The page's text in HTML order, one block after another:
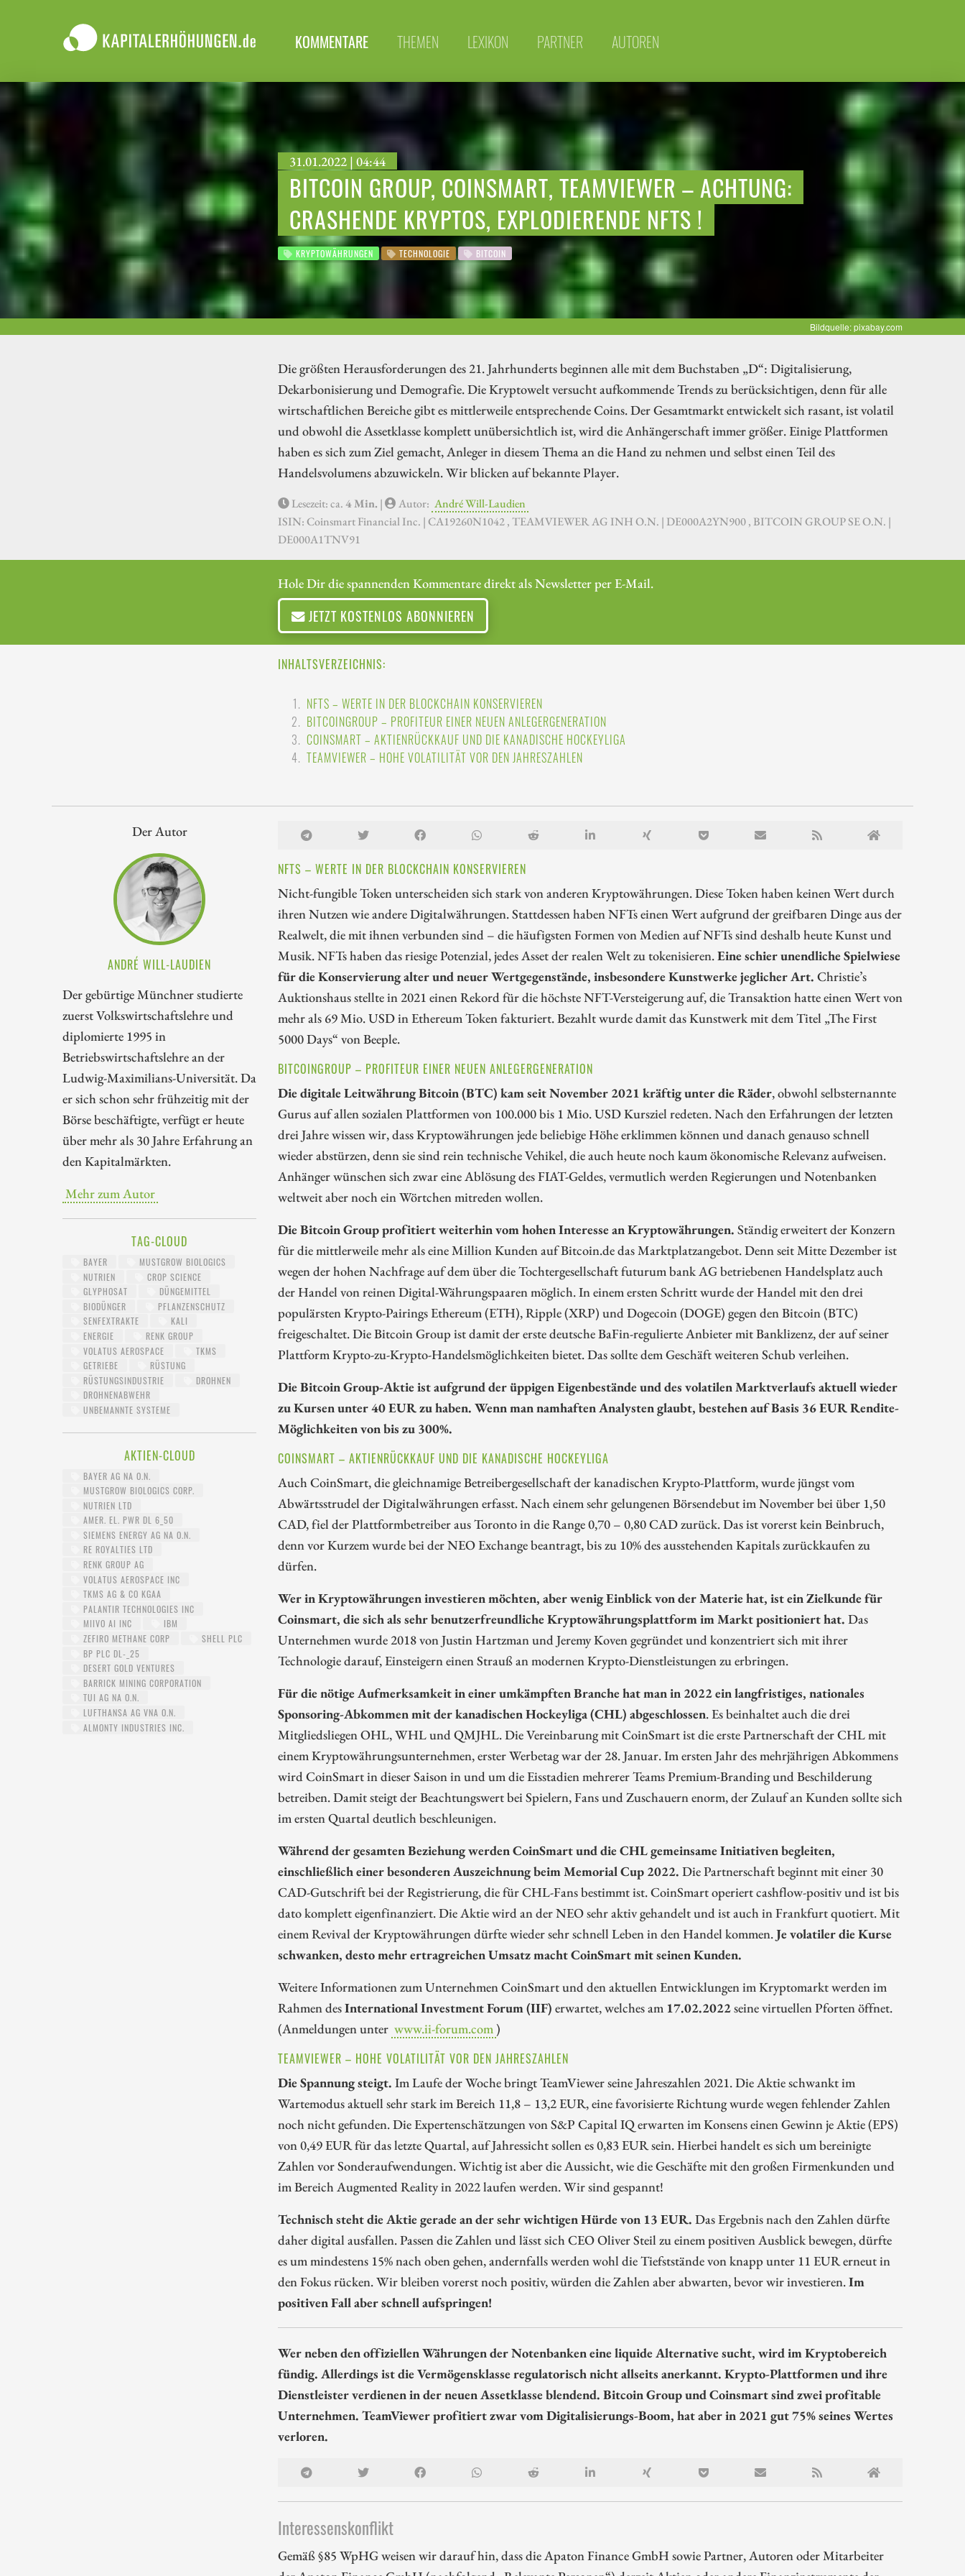
KOMMENTARE THEMEN LEXIKON PARTNER AUTOREN
31.01.2022 | 04:44
BITCOIN GROUP, COINSMART, TEAMVIEWER – ACHTUNG:
CRASHENDE KRYPTOS, EXPLODIERENDE NFTS !
KRYPTOWÄHRUNGEN TECHNOLOGIE BITCOIN
Bildquelle: pixabay.com
Die größten Herausforderungen des 21. Jahrhunderts beginnen alle mit dem Buchstaben „D“: Digitalisierung,
Dekarbonisierung und Demografie. Die Kryptowelt versucht aufkommende Trends zu berücksichtigen, denn für alle
wirtschaftlichen Bereiche gibt es mittlerweile entsprechende Coins. Der Gesamtmarkt entwickelt sich rasant, ist volatil
und obwohl die Assetklasse komplett unübersichtlich ist, wird die Anhängerschaft immer größer. Einige Plattformen
haben es sich zum Ziel gemacht, Anleger in diesem Thema an die Hand zu nehmen und selbst einen Teil des
Handelsvolumens abzuwickeln. Wir blicken auf bekannte Player.
Lesezeit: ca.4 Min. | Autor: André Will-Laudien
ISIN: Coinsmart Financial Inc. | CA19260N1042 , TEAMVIEWER AG INH O.N. | DE000A2YN900 , BITCOIN GROUP SE O.N. |
DE000A1TNV91
Hole Dir die spannenden Kommentare direkt als Newsletter per E-Mail.
JETZT KOSTENLOS ABONNIEREN
INHALTSVERZEICHNIS:
NFTS – WERTE IN DER BLOCKCHAIN KONSERVIEREN
BITCOINGROUP – PROFITEUR EINER NEUEN ANLEGERGENERATION
COINSMART – AKTIENRÜCKKAUF UND DIE KANADISCHE HOCKEYLIGA
TEAMVIEWER – HOHE VOLATILITÄT VOR DEN JAHRESZAHLEN
Der Autor
ANDRÉ WILL-LAUDIEN
Der gebürtige Münchner studierte
zuerst Volkswirtschaftslehre und
diplomierte 1995 in
Betriebswirtschaftslehre an der
Ludwig-Maximilians-Universität. Da
er sich schon sehr frühzeitig mit der
Börse beschäftigte, verfügt er heute
über mehr als 30 Jahre Erfahrung an
den Kapitalmärkten.
Mehr zum Autor
TAG-CLOUD
BAYER
MUSTGROW BIOLOGICS
NUTRIEN
CROP SCIENCE
GLYPHOSAT
DÜNGEMITTEL
BIODÜNGER
PFLANZENSCHUTZ
SENFEXTRAKTE
KALI
ENERGIE
RENK GROUP
VOLATUS AEROSPACE
TKMS
GETRIEBE
RÜSTUNG
RÜSTUNGSINDUSTRIE
DROHNEN
DROHNENABWEHR
UNBEMANNTE SYSTEME
AKTIEN-CLOUD
BAYER AG NA O.N.
MUSTGROW BIOLOGICS CORP.
NUTRIEN LTD
AMER. EL. PWR DL 6_50
SIEMENS ENERGY AG NA O.N.
RE ROYALTIES LTD
RENK GROUP AG
VOLATUS AEROSPACE INC
TKMS AG & CO KGAA
PALANTIR TECHNOLOGIES INC
MIIVO AI INC
IBM
ZEFIRO METHANE CORP
SHELL PLC
BP PLC DL-_25
DESERT GOLD VENTURES
BARRICK MINING CORPORATION
TUI AG NA O.N.
LUFTHANSA AG VNA O.N.
ALMONTY INDUSTRIES INC.
NFTS – WERTE IN DER BLOCKCHAIN KONSERVIEREN
Nicht-fungible Token unterscheiden sich stark von anderen Kryptowährungen. Diese Token haben keinen Wert durch
ihren Nutzen wie andere Digitalwährungen. Stattdessen haben NFTs einen Wert aufgrund der greifbaren Dinge aus der
Realwelt, die mit ihnen verbunden sind – die häufigsten Formen von Medien auf NFTs sind deshalb heute Kunst und
Musik. NFTs haben das riesige Potenzial, jedes Asset der realen Welt zu tokenisieren.Eine schier unendliche Spielwiese
für die Konservierung alter und neuer Wertgegenstände, insbesondere Kunstwerke jeglicher Art. Christie’s
Auktionshaus stellte in 2021 einen Rekord für die höchste NFT-Versteigerung auf, die Transaktion hatte einen Wert von
mehr als 69 Mio. USD in Ethereum Token fakturiert. Bezahlt wurde damit das Kunstwerk mit dem Titel „The First
5000 Days“ von Beeple.
BITCOINGROUP – PROFITEUR EINER NEUEN ANLEGERGENERATION
Die digitale Leitwährung Bitcoin (BTC) kam seit November 2021 kräftig unter die Räder, obwohl selbsternannte
Gurus auf allen sozialen Plattformen von 100.000 bis 1 Mio. USD Kursziel redeten. Nach den Erfahrungen der letzten
drei Jahre wissen wir, dass Kryptowährungen jede beliebige Höhe erklimmen können und danach genauso schnell
wieder abstürzen, denn sie sind rein technische Vehikel, die auch heute noch kaum ökonomische Relevanz aufweisen.
Anhänger wünschen sich zwar eine Ablösung des FIAT-Geldes, vermutlich werden Regierungen und Notenbanken
weltweit aber noch ein Wörtchen mitreden wollen.
Die Bitcoin Group profitiert weiterhin vom hohen Interesse an Kryptowährungen. Ständig erweitert der Konzern
für die mittlerweile mehr als eine Million Kunden auf Bitcoin.de das Marktplatzangebot. Denn seit Mitte Dezember ist
wegen der hohen Nachfrage auf dem über die Tochtergesellschaft futurum bank AG betriebenen Handelsplatz auch
der Handel von reinen Digital-Währungspaaren möglich. In einem ersten Schritt wurde der Handel mit den drei
populärsten Krypto-Pairings Ethereum (ETH), Ripple (XRP) und Dogecoin (DOGE) gegen den Bitcoin (BTC)
freigeschaltet. Die Bitcoin Group ist damit der erste deutsche BaFin-regulierte Anbieter mit Banklizenz, der auf seiner
Plattform Krypto-zu-Krypto-Handelsmöglichkeiten bietet. Das sollte dem Geschäft weiteren Schub verleihen.
Die Bitcoin Group-Aktie ist aufgrund der üppigen Eigenbestände und des volatilen Marktverlaufs aktuell wieder
zu Kursen unter 40 EUR zu haben. Wenn man namhaften Analysten glaubt, bestehen auf Basis 36 EUR Rendite-
Möglichkeiten von bis zu 300%.
COINSMART – AKTIENRÜCKKAUF UND DIE KANADISCHE HOCKEYLIGA
Auch CoinSmart, die gleichnamige Betreibergesellschaft der kanadischen Krypto-Plattform, wurde jüngst vom
Abwärtsstrudel der Digitalwährungen erfasst. Nach einem sehr gelungenen Börsendebut im November bei über 1,50
CAD, fiel der Plattformbetreiber aus Toronto in die Range 0,70 – 0,80 CAD zurück. Das ist vorerst kein Beinbruch,
denn vor Kurzem wurde bei der NEO Exchange beantragt, bis zu 10% des ausstehenden Kapitals zurückkaufen zu
dürfen.
Wer in Kryptowährungen investieren möchten, aber wenig Einblick von der Materie hat, ist ein Zielkunde für
Coinsmart, die sich als sehr benutzerfreundliche Kryptowährungsplattform im Markt positioniert hat. Das
Unternehmen wurde 2018 von Justin Hartzman und Jeremy Koven gegründet und konzentriert sich mit ihrer
Technologie darauf, Einsteigern einen Strauß an modernen Krypto-Dienstleistungen zu erbringen.
Für die nötige Aufmerksamkeit in einer umkämpften Branche hat man in 2022 ein langfristiges, nationales
Sponsoring-Abkommen mit der kanadischen Hockeyliga (CHL) abgeschlossen. Es beinhaltet auch die drei
Mitgliedsliegen OHL, WHL und QMJHL. Die Vereinbarung mit CoinSmart ist die erste Partnerschaft der CHL mit
einem Kryptowährungsunternehmen, erster Werbetag war der 28. Januar. Im ersten Jahr des mehrjährigen Abkommens
wird CoinSmart in dieser Saison in und um die Eisstadien mehrerer Teams Premium-Branding und Beschilderung
betreiben. Damit steigt der Beachtungswert bei Spielern, Fans und Zuschauern enorm, der Zulauf an Kunden sollte sich
im ersten Quartal deutlich beschleunigen.
Während der gesamten Beziehung werden CoinSmart und die CHL gemeinsame Initiativen begleiten,
einschließlich einer besonderen Auszeichnung beim Memorial Cup 2022. Die Partnerschaft beginnt mit einer 30
CAD-Gutschrift bei der Registrierung, die für CHL-Fans bestimmt ist. CoinSmart operiert cashflow-positiv und ist bis
dato komplett eigenfinanziert. Die Aktie wird an der NEO sehr aktiv gehandelt und ist auch in Frankfurt quotiert. Mit
einem Revival der Kryptowährungen dürfte wieder sehr schnell Leben in den Handel kommen.Je volatiler die Kurse
schwanken, desto mehr ertragreichen Umsatz macht CoinSmart mit seinen Kunden.
Weitere Informationen zum Unternehmen CoinSmart und den aktuellen Entwicklungen im Kryptomarkt werden im
Rahmen desInternational Investment Forum (IIF) erwartet, welches am 17.02.2022seine virtuellen Pforten öffnet.
(Anmeldungen unter www.ii-forum.com)
TEAMVIEWER – HOHE VOLATILITÄT VOR DEN JAHRESZAHLEN
Die Spannung steigt. Im Laufe der Woche bringt TeamViewer seine Jahreszahlen 2021. Die Aktie schwankt im
Wartemodus aktuell sehr stark im Bereich 11,8 – 13,2 EUR, eine favorisierte Richtung wurde wegen fehlender Zahlen
noch nicht gefunden. Die Expertenschätzungen von S&P Capital IQ erwarten im Konsens einen Gewinn je Aktie (EPS)
von 0,49 EUR für das letzte Quartal, auf Jahressicht sollen es 0,83 EUR sein. Hierbei handelt es sich um bereinigte
Zahlen vor Sonderaufwendungen. Wichtig ist aber die Aussicht, wie die Geschäfte mit den großen Firmenkunden und
im Bereich Augmented Reality in 2022 laufen werden. Wir sind gespannt!
Technisch steht die Aktie gerade an der sehr wichtigen Hürde von 13 EUR. Das Ergebnis nach den Zahlen dürfte
daher digital ausfallen. Passen die Zahlen und lässt sich CEO Oliver Steil zu einem positiven Ausblick bewegen, dürfte
es um mindestens 15% nach oben gehen, andernfalls werden wohl die Tiefststände von knapp unter 11 EUR erneut in
den Fokus rücken. Wir bleiben vorerst noch positiv, würden die Zahlen aber abwarten, bevor wir investieren.Im
positiven Fall aber schnell aufspringen!
Wer neben den offiziellen Währungen der Notenbanken eine liquide Alternative sucht, wird im Kryptobereich
fündig. Allerdings ist die Vermögensklasse regulatorisch nicht allseits anerkannt. Krypto-Plattformen und ihre
Dienstleister verdienen in der neuen Assetklasse blendend. Bitcoin Group und Coinsmart sind zwei profitable
Unternehmen. TeamViewer profitiert zwar vom Digitalisierungs-Boom, hat aber in 2021 gut 75% seines Wertes
verloren.
Interessenskonflikt
Gemäß §85 WpHG weisen wir darauf hin, dass die Apaton Finance GmbH sowie Partner, Autoren oder Mitarbeiter